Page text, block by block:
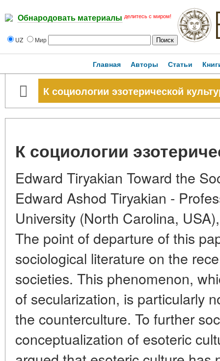
Обнародовать материалы делитесь с миром!
UZ Мир
Главная Авторы Статьи
К социологии эзотерической
К социологии
Edward Tiryakian Toward the
Edward Ashod Tiryakian -
University (North Carolina,
The point of departure of this
sociological literature on the
societies. This phenomenon,
of secularization, is particularly
the counterculture. To further
conceptualization of esoteric